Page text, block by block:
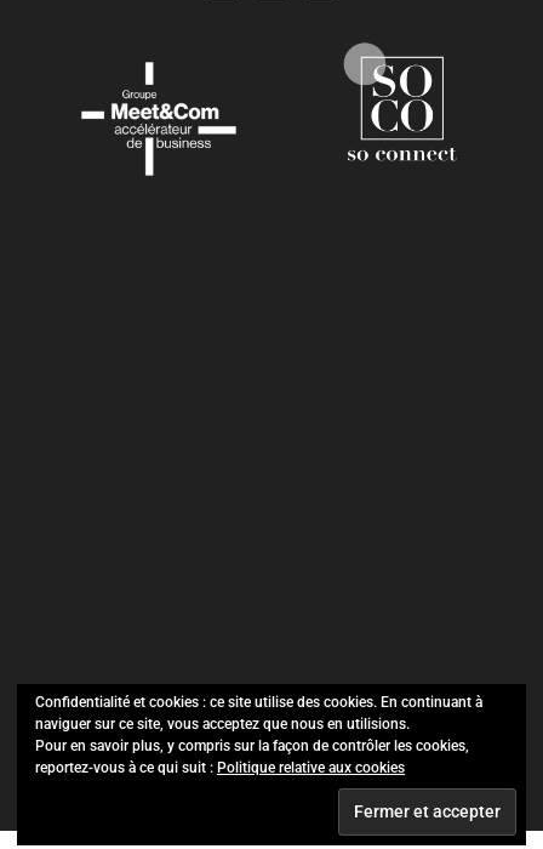
SO Evénements ©Copyright 2021.
Tous droits réservés.
Confidentialité et cookies : ce site utilise des cookies. En continuant à
naviguer sur ce site, vous acceptez que nous en utilisions.
Pour en savoir plus, y compris sur la façon de contrôler les cookies,
reportez-vous à ce qui suit : Politique relative aux cookies